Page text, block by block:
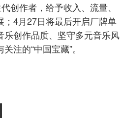
创作者，给予收入、流量、
4月27日将最后开启厂牌单
创作品质、坚守多元音乐风
注的“中国宝藏”。